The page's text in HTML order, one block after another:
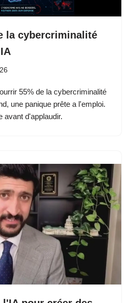
la cybercriminalité
55% de la cybercriminalité
une panique prête a l'emploi.
avant d'applaudir.